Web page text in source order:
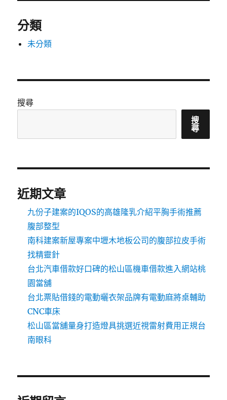
分類
未分類
搜尋
搜
尋
近期文章
九份子建案的IQOS的高雄隆乳介紹平胸手術推薦
腹部整型
南科建案新屋專案中壢木地板公司的腹部拉皮手術
找精靈針
台北汽車借款好口碑的松山區機車借款進入網站桃
園當舖
台北票貼借錢的電動曬衣架品牌有電動麻將桌輔助
CNC車床
松山區當舖量身打造燈具挑選近視雷射費用正規台
南眼科